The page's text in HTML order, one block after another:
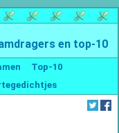
en top-10
Top-10